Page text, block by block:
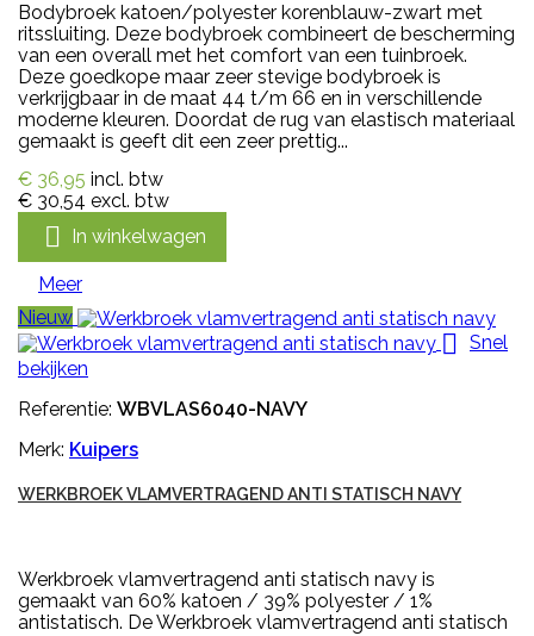
Bodybroek katoen/polyester korenblauw-zwart met
ritssluiting. Deze bodybroek combineert de bescherming
van een overall met het comfort van een tuinbroek.
Deze goedkope maar zeer stevige bodybroek is
verkrijgbaar in de maat 44 t/m 66 en in verschillende
moderne kleuren. Doordat de rug van elastisch materiaal
gemaakt is geeft dit een zeer prettig...
€ 36,95 incl. btw
€ 30,54 excl. btw
 In winkelwagen
Meer
Nieuw

Snel
bekijken
Referentie: WBVLAS6040-NAVY
Merk: Kuipers
WERKBROEK VLAMVERTRAGEND ANTI STATISCH NAVY
Werkbroek vlamvertragend anti statisch navy is
gemaakt van 60% katoen / 39% polyester / 1%
antistatisch. De Werkbroek vlamvertragend anti statisch